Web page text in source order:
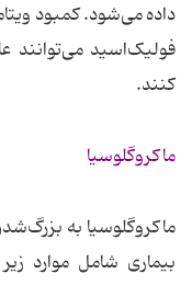
فولیک‌اسید می‌توانند
کنند.
ماکروگلوسیا
ماکروگلوسیا به
بیماری شامل موارد